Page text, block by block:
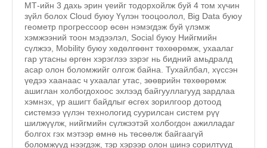
МТ-ийн 3 дахь эрин үеийг тодорхойлж буй 4 том хүчин
зүйл болох Cloud буюу Үүлэн тооцоолол, Big Data буюу
геометр прогрессоор өсөн нэмэгдэж буй үлэмж
хэмжээний тоон мэдээлэл, Social буюу Нийгмийн
сүлжээ, Mobility буюу хөдөлгөөнт төхөөрөмж, ухаалаг
гар утасны өргөн хэрэглээ зэрэг нь бидний амьдралд
асар олон боломжийг олгож байна. Тухайлбал, хүссэн
үедээ хаанаас ч ухаалаг утас, зөөврийн төхөөрөмж
ашиглан холбогдохоос эхлээд байгууллагууд зардлаа
хэмнэх, үр ашигт байдлыг өсгөх зорилгоор дотоод
системээ үүлэн технологид суурилсан систем рүү
шилжүүлж, нийгмийн сүлжээтэй холбогдон ажилладаг
болгох гэх мэтээр өмнө нь төсөөлж байгаагүй
боломжууд нээгдэж, тэр хэрээр олон шинэ сорилтууд